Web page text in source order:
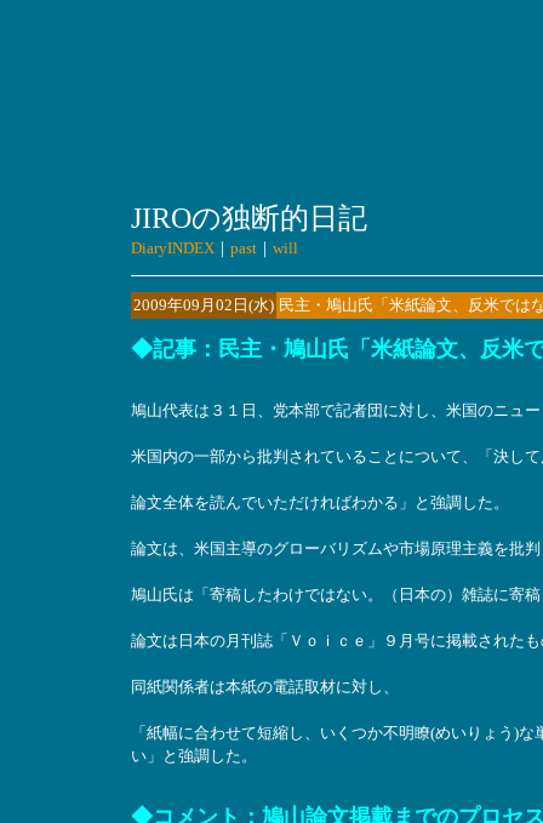
JIROの独断的日記
DiaryINDEX｜ past｜ will
2009年09月02日(水) 民主・鳩山氏「米紙論文、反米で
◆記事：民主・鳩山氏「米紙論文、反米
鳩山代表は３１日、党本部で記者団に対し、米国のニュ
米国内の一部から批判されていることについて、「決し
論文全体を読んでいただければわかる」と強調した。
論文は、米国主導のグローバリズムや市場原理主義を批
鳩山氏は「寄稿したわけではない。（日本の）雑誌に寄
論文は日本の月刊誌「Ｖｏｉｃｅ」９月号に掲載された
同紙関係者は本紙の電話取材に対し、
「紙幅に合わせて短縮し、いくつか不明瞭(めいりょう)
い」と強調した。
◆コメント：鳩山論文掲載までのプロセ